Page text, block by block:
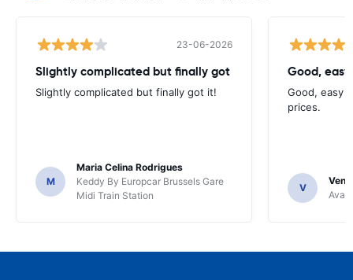
23-06-2026
Slightly complicated but finally got
Slightly complicated but finally got it!
M
Maria Celina Rodrigues
Keddy By Europcar Brussels Gare
Midi Train Station
Good,
Good, easy
prices.
V